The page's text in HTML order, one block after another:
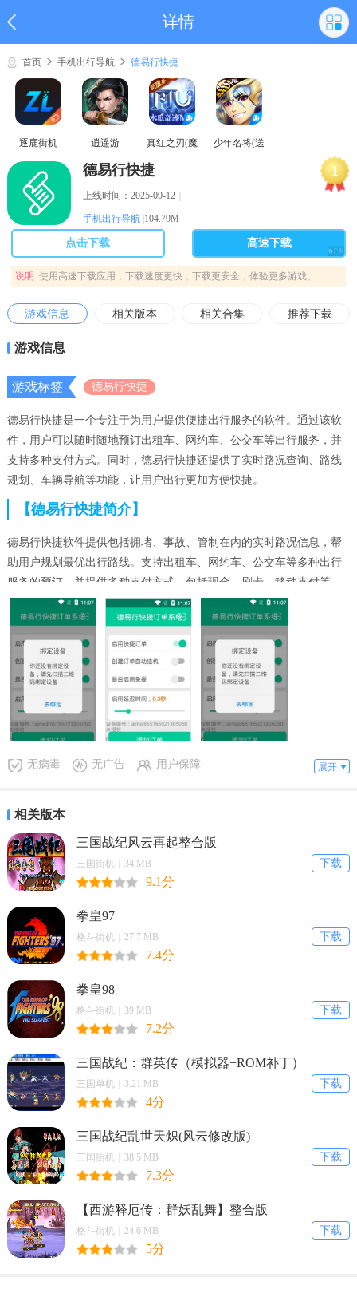
详情
首页 手机出行导航 德易行快捷
逐鹿街机 逍遥游
真红之刃(魔
少年名将(送
1
德易行快捷
上线时间：2025-09-12｜
手机出行导航 104.79M
点击下载 高速下载
说明: 使用高速下载应用，下载速度更快，下载更安全，体验更多游戏。
游戏信息 相关版本 相关合集 推荐下载
游戏信息
游戏标签 德易行快捷
德易行快捷是一个专注于为用户提供便捷出行服务的软件。通过该软
件，用户可以随时随地预订出租车、网约车、公交车等出行服务，并
支持多种支付方式。同时，德易行快捷还提供了实时路况查询、路线
规划、车辆导航等功能，让用户出行更加方便快捷。
【德易行快捷简介】
德易行快捷软件提供包括拥堵、事故、管制在内的实时路况信息，帮
助用户规划最优出行路线。支持出租车、网约车、公交车等多种出行
服务的预订，并提供多种支付方式，包括现金、刷卡、移动支付等。
【德易行快捷技巧】
以下是德易行快捷软件的几个实用技巧：
1. 分享车辆信息：在车辆导航界面，点击“分享”按钮，可以将车辆位
无病毒 无广告 用户保障 展开
相关版本
三国战纪风云再起整合版
下载
三国街机｜34 MB
9.1分
拳皇97
下载
格斗街机｜27.7 MB
7.4分
拳皇98
下载
格斗街机｜39 MB
7.2分
三国战纪：群英传（模拟器+ROM补丁）
下载
三国单机｜3.21 MB
4分
三国战纪乱世天炽(风云修改版)
下载
三国街机｜38.5 MB
7.3分
【西游释厄传：群妖乱舞】整合版
下载
格斗街机｜24.6 MB
5分